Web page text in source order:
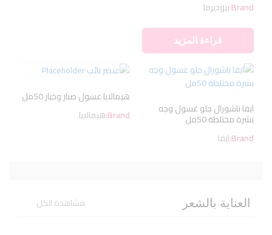
Brand:بيوديرما
قراءة المزيد
ايفا ناشورال جلو غسول وجه
بشرة مختلطة 50مل
Brand:ايفا
هيمالايا غسول صبار وخيار 50مل
Brand:هيمالايا
العناية بالشعر مشاهدة الكل